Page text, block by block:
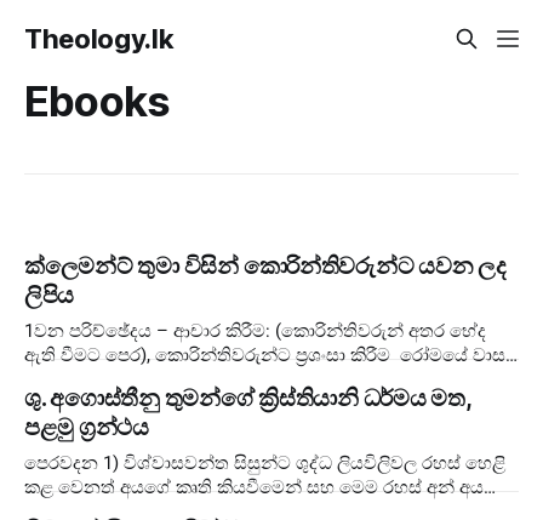
Theology.lk
Ebooks
ක්ලෙමන්ට් තුමා විසින් කොරින්තිවරුන්ට යවන ලද
ලිපිය
1වන පරිච්ඡේදය – ආචාර කිරීම: (කොරින්තිවරුන් අතර භේද
ඇති වීමට පෙර), කොරින්තිවරුන්ට ප්‍රශංසා කිරීම රෝමයේ වාසය
ශු. අගොස්තීනු තුමන්ගේ ක්‍රිස්තියානි ධර්මය මත,
පළමු ග්‍රන්ථය
පෙරවදන 1) විශ්වාසවන්ත සිසුන්ට ශුද්ධ ලියවිලිවල රහස් හෙළි
කළ වෙනත් අයගේ කෘති කියවීමෙන් සහ මෙම රහස් අන් අය